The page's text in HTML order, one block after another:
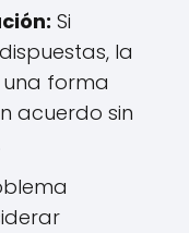
Si
la
forma
acuerdo sin